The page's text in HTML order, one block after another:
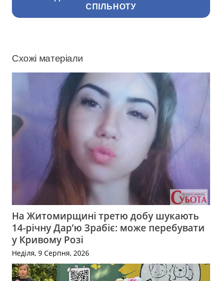
СПІЛЬНОТУ
Схожі матеріали
На Житомирщині третю добу шукають
14-річну Дар’ю Зрабіє: може перебувати
у Кривому Розі
Неділя, 9 Серпня, 2026